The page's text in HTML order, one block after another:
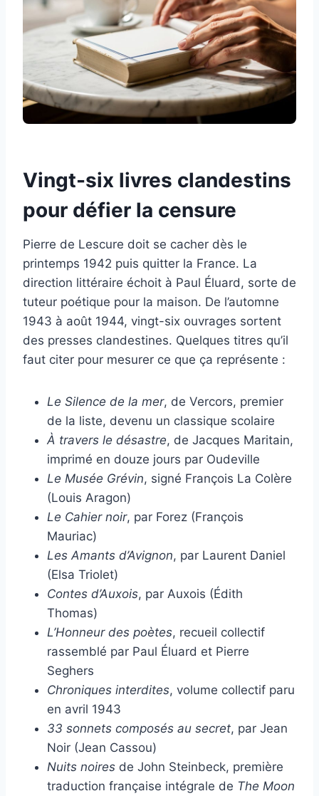
Vingt-six livres clandestins
pour défier la censure
Pierre de Lescure doit se cacher dès le
printemps 1942 puis quitter la France. La
direction littéraire échoit à Paul Éluard, sorte de
tuteur poétique pour la maison. De l’automne
1943 à août 1944, vingt-six ouvrages sortent
des presses clandestines. Quelques titres qu’il
faut citer pour mesurer ce que ça représente :
Le Silence de la mer, de Vercors, premier
de la liste, devenu un classique scolaire
À travers le désastre, de Jacques Maritain,
imprimé en douze jours par Oudeville
Le Musée Grévin, signé François La Colère
(Louis Aragon)
Le Cahier noir, par Forez (François
Mauriac)
Les Amants d’Avignon, par Laurent Daniel
(Elsa Triolet)
Contes d’Auxois, par Auxois (Édith
Thomas)
L’Honneur des poètes, recueil collectif
rassemblé par Paul Éluard et Pierre
Seghers
Chroniques interdites, volume collectif paru
en avril 1943
33 sonnets composés au secret, par Jean
Noir (Jean Cassou)
Nuits noires de John Steinbeck, première
traduction française intégrale de The Moon